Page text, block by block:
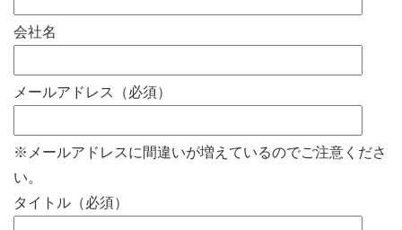
会社名
メールアドレス（必須）
※メールアドレスに間違いが増えているのでご注意くださ
い。
タイトル（必須）